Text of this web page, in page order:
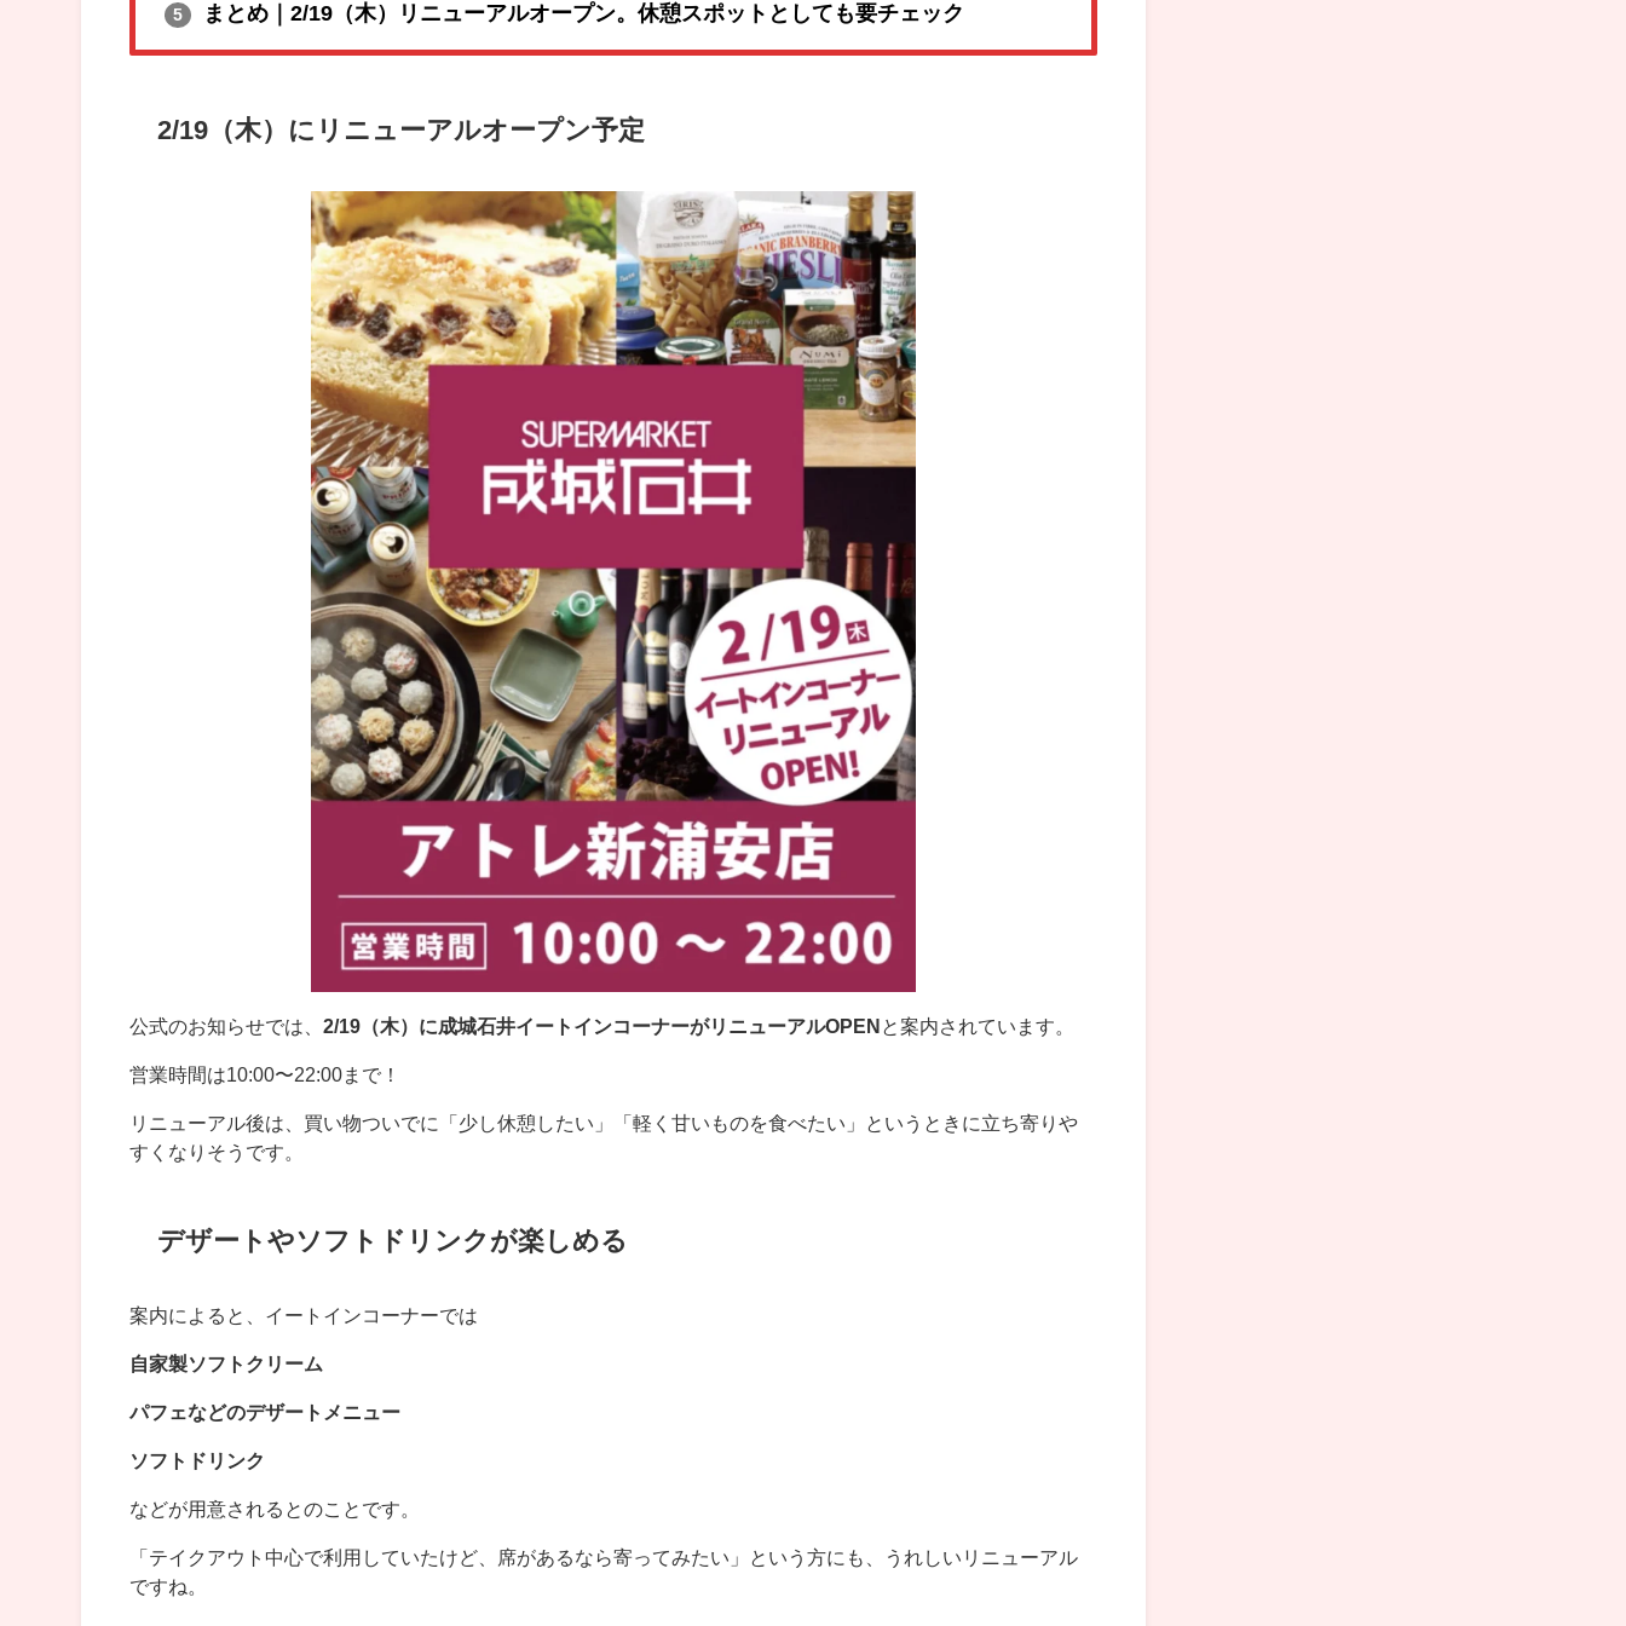
5 まとめ｜2/19（木）リニューアルオープン。休憩スポットとしても要チェック
2/19（木）にリニューアルオープン予定
公式のお知らせでは、2/19（木）に成城石井イートインコーナーがリニューアルOPEN と案内されています。
営業時間は10:00〜22:00まで！
リニューアル後は、買い物ついでに「少し休憩したい」「軽く甘いものを食べたい」というときに立ち寄りや
すくなりそうです。
デザートやソフトドリンクが楽しめる
案内によると、イートインコーナーでは
自家製ソフトクリーム
パフェなどのデザートメニュー
ソフトドリンク
などが用意されるとのことです。
「テイクアウト中心で利用していたけど、席があるなら寄ってみたい」という方にも、うれしいリニューアル
ですね。